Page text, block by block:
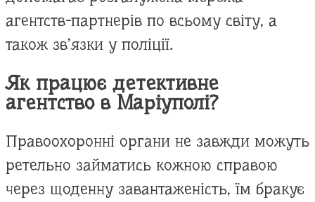
агентств-партнерів по всьому світу, а
також зв’язки у поліції.
Як працює детективне
агентство в Маріуполі?
Правоохоронні органи не завжди можуть
ретельно займатись кожною справою
через щоденну завантаженість, їм бракує